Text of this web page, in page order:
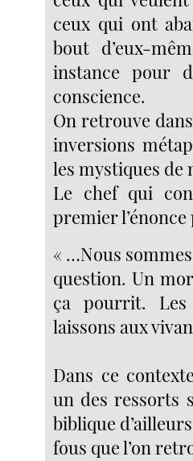
ceux qui ont
bout d’eux-
instance pour
conscience.
On retrouve
inversions
les mystiques de
Le chef qui
premier
« …Nous
question. Un
ça pourrit. Les
laissons aux
Dans ce
un des ressorts
biblique
fous que l’on